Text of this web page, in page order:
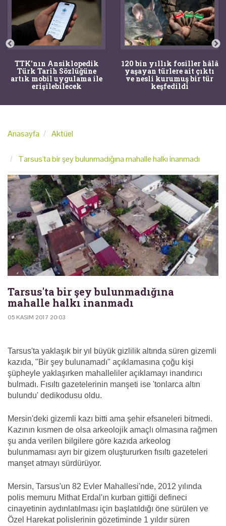
TTK'nın Ansiklopedik
Türk Tarih Sözlüğüne
artık mobil uygulama ile
erişilebilecek
120 bin yıllık fosiller hâlâ
yaşayan türlere ait çıktı
ve nesli kurumuş bir tür
keşfedildi
Anasayfa Aktüel
Tarsus'ta bir şey bulunmadığına mahalle halkı inanmadı
Tarsus'ta bir şey bulunmadığına
mahalle halkı inanmadı
05 KASIM 2017 20:03
Tarsus'ta yaklaşık bir yıl büyük gizlilik altında süren gizemli
kazıda, "Bir şey bulunamadı" açıklamasına çoğu kişi
şüpheyle yaklaşırken mahalleliler açıklamayı inandırıcı
bulmadı. Fısıltı gazetelerinin manşeti ise 'tonlarca altın
bulundu' dedikodusu oldu.
Mersin'deki gizemli kazı bitti ama şehir efsaneleri bitmedi.
Kazının kısmen de olsa arkeolojik amaçlı olmasına rağmen
şu anda verilen bilgilere göre kazıda arkeolog
bulunmaması ayrı bir gizem oluştururken fısıltı gazeteleri
manşet atmayı sürdürüyor.
Mersin, Tarsus'un 82 Evler Mahallesi'nde, 2012 yılında
polis memuru Mithat Erdal'ın kurban gittiği defineci
cinayetinin aydınlatılması için başlatıldığı öne sürülen ve
Özel Harekat polislerinin gözetiminde 1 yıldır süren